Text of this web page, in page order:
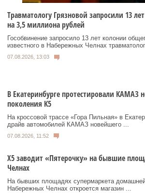
Травматологу Грязновой запросили 13
на 3,5 миллиона рублей
Гособвинение запросило 13 лет колонии
известного в Набережных Челнах
07.08.2026, 13:03
В Екатеринбурге протестировали КАМАЗ
поколения К5
На кроссовой трассе «Гора Пильная» в
драйв автомобилей КАМАЗ новейшего ...
07.08.2026, 11:52
Х5 заводит «Пятерочку» на бывшие
Челнах
На бывших площадях супермаркета
Набережных Челнах откроется магазин ...